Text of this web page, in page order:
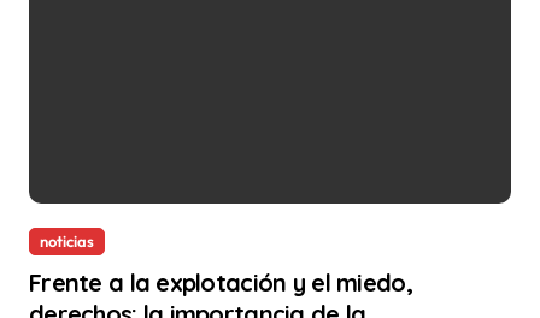
noticias
Frente a la explotación y el miedo,